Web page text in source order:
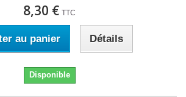
8,30 € TTC
au panier Détails
Disponible